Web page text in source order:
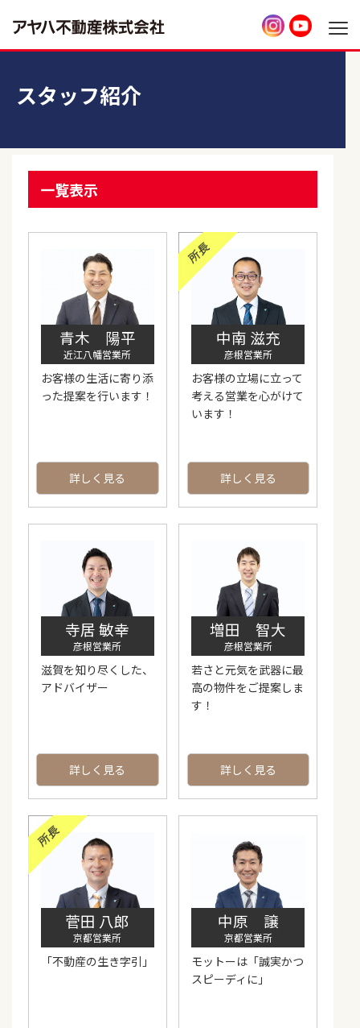
スタッフ紹介
一覧表示
青木 陽平
近江八幡営業所
お客様の生活に寄り添
った提案を行います！
詳しく見る
中南 滋充
彦根営業所
お客様の立場に立って
考える営業を心がけて
います！
詳しく見る
寺居 敏幸
彦根営業所
滋賀を知り尽くした、
アドバイザー
詳しく見る
増田 智大
彦根営業所
若さと元気を武器に最
高の物件をご提案しま
す！
詳しく見る
菅田 八郎
京都営業所
「不動産の生き字引」
中原 譲
京都営業所
モットーは「誠実かつ
スピーディに」